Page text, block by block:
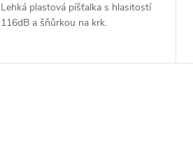
Lehká plastová píšťalka s hlasitostí
116dB a šňůrkou na krk.